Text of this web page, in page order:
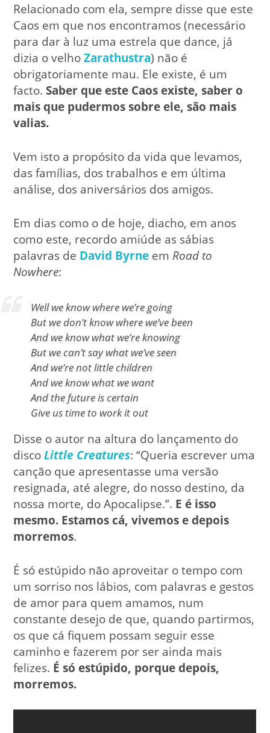
Relacionado com ela, sempre disse que este
Caos em que nos encontramos (necessário
para dar à luz uma estrela que dance, já
dizia o velhoZarathustra) não é
obrigatoriamente mau. Ele existe, é um
facto. Saber que este Caos existe, saber o
mais que pudermos sobre ele, são mais
valias.
Vem isto a propósito da vida que levamos,
das famílias, dos trabalhos e em última
análise, dos aniversários dos amigos.
Em dias como o de hoje, diacho, em anos
como este, recordo amiúde as sábias
palavras de David Byrne em Road to
Nowhere:
Well we know where we’re going
But we don’t know where we’ve been
And we know what we’re knowing
But we can’t say what we’ve seen
And we’re not little children
And we know what we want
And the future is certain
Give us time to work it out
Disse o autor na altura do lançamento do
discoLittle Creatures: “Queria escrever uma
canção que apresentasse uma versão
resignada, até alegre, do nosso destino, da
nossa morte, do Apocalipse.”. E é isso
mesmo. Estamos cá, vivemos e depois
morremos.
É só estúpido não aproveitar o tempo com
um sorriso nos lábios, com palavras e gestos
de amor para quem amamos, num
constante desejo de que, quando partirmos,
os que cá fiquem possam seguir esse
caminho e fazerem por ser ainda mais
felizes. É só estúpido, porque depois,
morremos.